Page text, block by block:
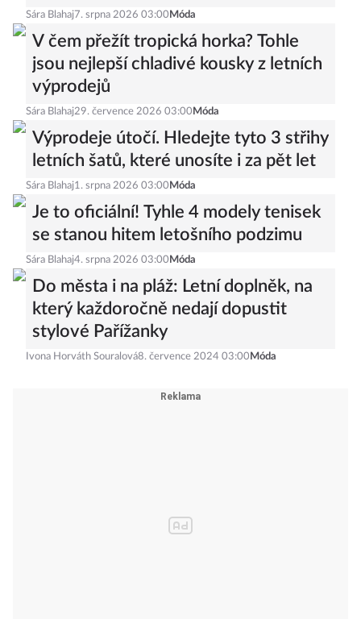
Sára Blahaj 7. srpna 2026 03:00 Móda
V čem přežít tropická horka? Tohle
jsou nejlepší chladivé kousky z letních
výprodejů
Sára Blahaj29. července 2026 03:00 Móda
Výprodeje útočí. Hledejte tyto 3 střihy
letních šatů, které unosíte i za pět let
Sára Blahaj1. srpna 2026 03:00 Móda
Je to oficiální! Tyhle 4 modely tenisek
se stanou hitem letošního podzimu
Sára Blahaj4. srpna 2026 03:00 Móda
Do města i na pláž: Letní doplněk, na
který každoročně nedají dopustit
stylové Pařížanky
Ivona Horváth Souralová8. července 2024 03:00 Móda